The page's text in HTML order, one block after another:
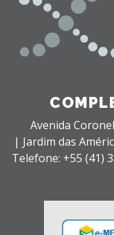
Avenida
| Jardim das
Telefone: +55 (41)